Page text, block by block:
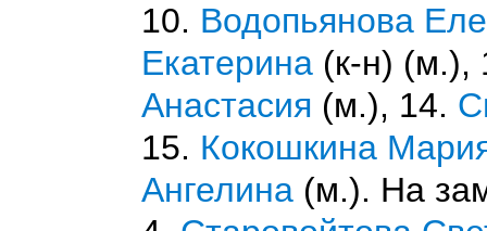
10. Водопьянова
Екатерина (к-н) (м.),
Анастасия (м.), 14.
15. Кокошкина
Ангелина (м.). На